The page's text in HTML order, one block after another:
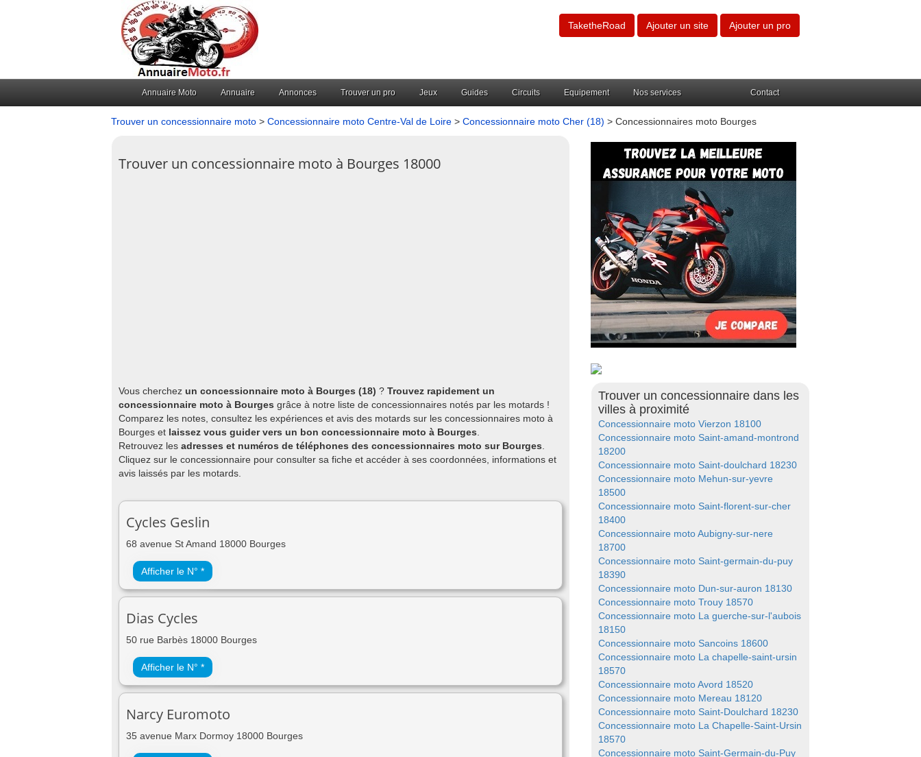
TaketheRoad Ajouter un site Ajouter un pro
Annuaire Moto Annuaire Annonces Trouver un pro Jeux Guides Circuits Equipement Nos services Contact
Trouver un concessionnaire moto > Concessionnaire moto Centre-Val de Loire > Concessionnaire moto Cher (18) > Concessionnaires moto Bourges
Trouver un concessionnaire moto à Bourges 18000
Vous cherchez un concessionnaire moto à Bourges (18) ? Trouvez rapidement un
concessionnaire moto à Bourges grâce à notre liste de concessionnaires notés par les motards !
Comparez les notes, consultez les expériences et avis des motards sur les concessionnaires moto à
Bourges et laissez vous guider vers un bon concessionnaire moto à Bourges
Retrouvez les adresses et numéros de téléphones des concessionnaires moto sur Bourges
Cliquez sur le concessionnaire pour consulter sa fiche et accéder à ses coordonnées, informations et
avis laissés par les motards.
Cycles Geslin
68 avenue St Amand 18000 Bourges
Afficher le N° *
Dias Cycles
50 rue Barbès 18000 Bourges
Afficher le N° *
Narcy Euromoto
35 avenue Marx Dormoy 18000 Bourges
Trouver un concessionnaire dans les
villes à proximité
Concessionnaire moto Vierzon 18100
Concessionnaire moto Saint-amand-montrond
18200
Concessionnaire moto Saint-doulchard 18230
Concessionnaire moto Mehun-sur-yevre
18500
Concessionnaire moto Saint-florent-sur-cher
18400
Concessionnaire moto Aubigny-sur-nere
18700
Concessionnaire moto Saint-germain-du-puy
18390
Concessionnaire moto Dun-sur-auron 18130
Concessionnaire moto Trouy 18570
Concessionnaire moto La guerche-sur-l'aubois
18150
Concessionnaire moto Sancoins 18600
Concessionnaire moto La chapelle-saint-ursin
18570
Concessionnaire moto Avord 18520
Concessionnaire moto Mereau 18120
Concessionnaire moto Saint-Doulchard 18230
Concessionnaire moto La Chapelle-Saint-Ursin
18570
Concessionnaire moto Saint-Germain-du-Puy